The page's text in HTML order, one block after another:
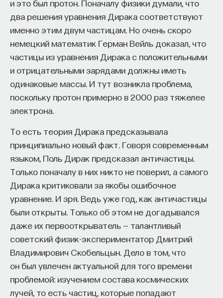
и это был протон. Поначалу физики думали, что
два решения уравнения Дирака соответствуют
именно этим двум частицам. Но очень скоро
немецкий математик Герман Вейль доказал, что
частицы из уравнения Дирака с положительными
и отрицательными зарядами должны иметь
одинаковые массы. И тут возникла проблема,
поскольку протон примерно в 2000 раз тяжелее
электрона.
То есть теория Дирака предсказывала
принципиально новый факт. Говоря современным
языком, Поль Дирак предсказал античастицы.
Только поначалу в них никто не поверил, а самого
Дирака критиковали за якобы ошибочное
уравнение. И зря. Ведь уже год, как античастицы
были открыты. Только об этом не догадывался
даже их первооткрыватель — талантливый
советский физик-экспериментатор Дмитрий
Владимирович Скобельцын. Дело в том, что
он был увлечен актуальной для того времени
проблемой: изучением состава космических
лучей, то есть частиц, которые попадают
модели вместе с Михаилом Бурцевым, цифровые
данные в фармацевтике с Ириной Ефименко,
агротехнологии с Михаилом Тавером и много
других тем — от коучинга до фармакогенетики.
В будущих выпусках их список будет только
расширяться — слушайте подкаст наYouTube
Яндекс Музыке,Apple Podcasts,VKиSpotify.
6/30/2026
НАПИСАТЬ НАМ
НАД МАТЕРИАЛОМ РАБОТАЛИ
Ивар Максутов
издательского дома "ПостНаука", религиовед
Ульяна Раведовская